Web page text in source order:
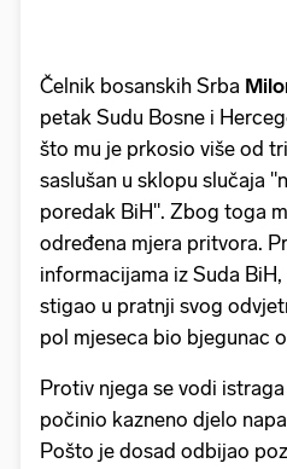
Čelnik bosanskih Srba
petak Sudu Bosne i
što mu je prkosio više od
saslušan u sklopu slučaja
poredak BiH". Zbog toga
određena mjera pritvora.
informacijama iz Suda
stigao u pratnji svog
pol mjeseca bio bjegunac
Protiv njega se vodi
počinio kazneno djelo
Pošto je dosad odbijao